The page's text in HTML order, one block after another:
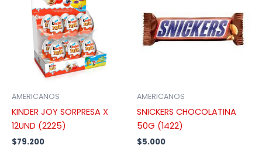
AMERICANOS
KINDER JOY SORPRESA X
12UND (2225)
$79.200
AMERICANOS
SNICKERS CHOCOLATINA
50G (1422)
$5.000